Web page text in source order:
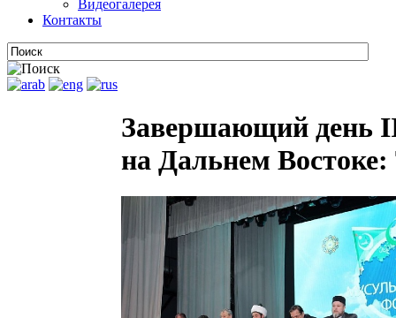
Видеогалерея
Контакты
Завершающий день
на Дальнем Востоке: